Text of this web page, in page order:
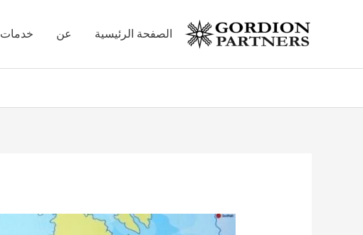
الصفحة الرئيسية عن خدمات